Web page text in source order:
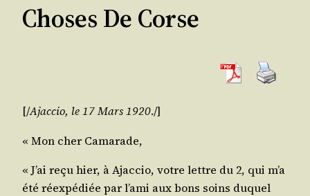
Choses De Corse
[/​Ajac­cio, le 17 Mars 1920./​]
« Mon cher Cama­rade,
« J’ai reçu hier, à Ajac­cio, votre lettre du 2, qui m’a
été réex­pé­diée par l’ami aux bons soins duquel